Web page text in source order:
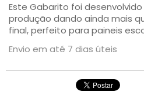
Este Gabarito foi
produção dando ainda mais
final, perfeito para paineis
Envio em até 7 dias úteis